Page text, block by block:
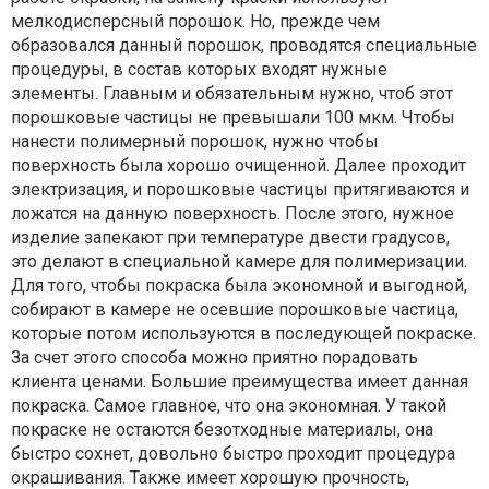
мелкодисперсный порошок. Но, прежде чем
образовался данный порошок, проводятся специальные
процедуры, в состав которых входят нужные
элементы. Главным и обязательным нужно, чтоб этот
порошковые частицы не превышали 100 мкм. Чтобы
нанести полимерный порошок, нужно чтобы
поверхность была хорошо очищенной. Далее проходит
электризация, и порошковые частицы притягиваются и
ложатся на данную поверхность. После этого, нужное
изделие запекают при температуре двести градусов,
это делают в специальной камере для полимеризации.
Для того, чтобы покраска была экономной и выгодной,
собирают в камере не осевшие порошковые частица,
которые потом используются в последующей покраске.
За счет этого способа можно приятно порадовать
клиента ценами. Большие преимущества имеет данная
покраска. Самое главное, что она экономная. У такой
покраске не остаются безотходные материалы, она
быстро сохнет, довольно быстро проходит процедура
окрашивания. Также имеет хорошую прочность,